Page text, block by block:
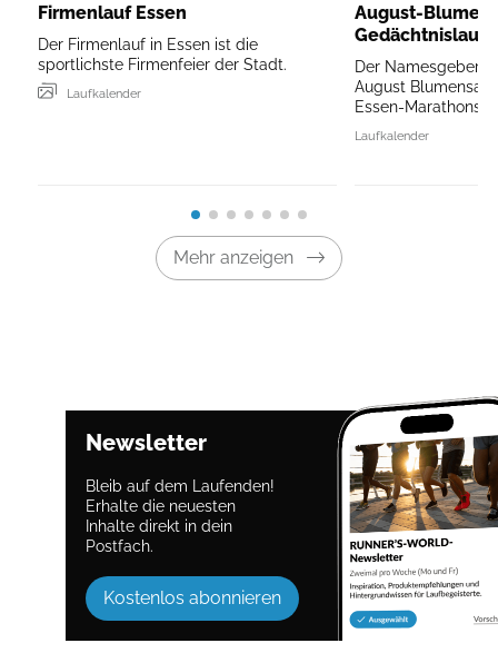
Firmenlauf Essen
Der Firmenlauf in Essen ist die
sportlichste Firmenfeier der Stadt.
Laufkalender
August-
Gedächtnislauf
Der Namesgeber
August
Essen-Marathons.
Laufkalender
Mehr anzeigen
Newsletter
Bleib auf dem Laufenden!
Erhalte die neuesten
Inhalte direkt in dein
Postfach.
Kostenlos abonnieren